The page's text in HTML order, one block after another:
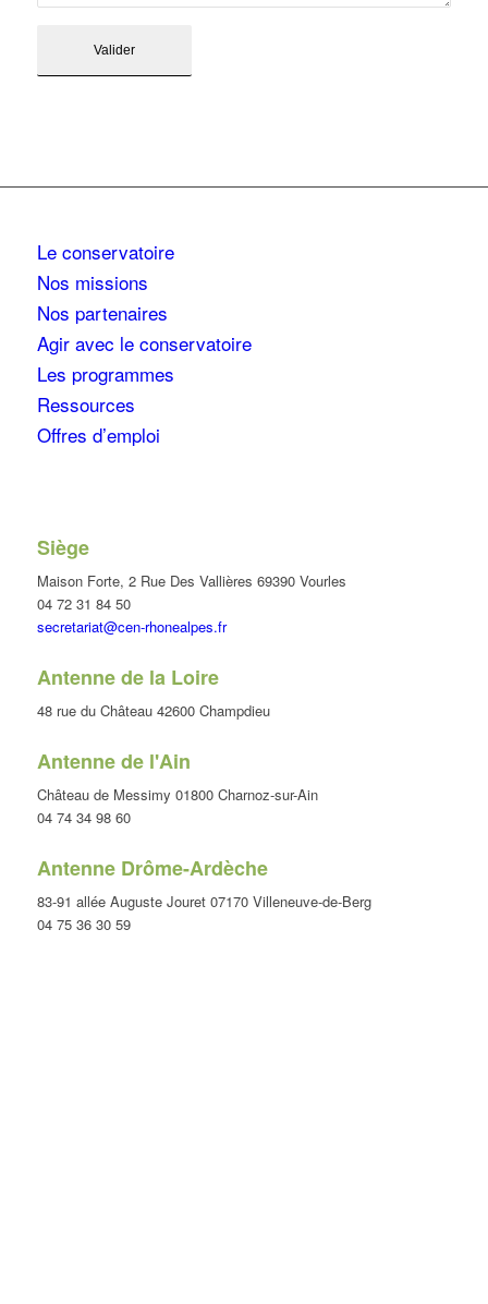
Le conservatoire
Nos missions
Nos partenaires
Agir avec le conservatoire
Les programmes
Ressources
Offres d’emploi
Siège
Maison Forte, 2 Rue Des Vallières 69390 Vourles
04 72 31 84 50
secretariat@cen-rhonealpes.fr
Antenne de la Loire
48 rue du Château 42600 Champdieu
Antenne de l'Ain
Château de Messimy 01800 Charnoz-sur-Ain
04 74 34 98 60
Antenne Drôme-Ardèche
83-91 allée Auguste Jouret 07170 Villeneuve-de-Berg
04 75 36 30 59